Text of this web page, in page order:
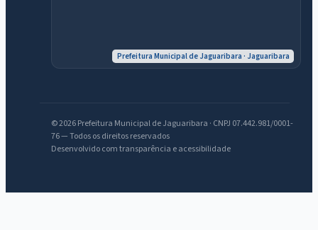
Prefeitura Municipal de Jaguaribara · Jaguaribara
© 2026 Prefeitura Municipal de Jaguaribara · CNPJ 07.442.981/0001-
76 — Todos os direitos reservados
Desenvolvido com transparência e acessibilidade
IntGest AI
Olá. Pergunte sobre serviços, notícias, legislação, Diário Oficial,
licitações, estrutura ou transparência do município.